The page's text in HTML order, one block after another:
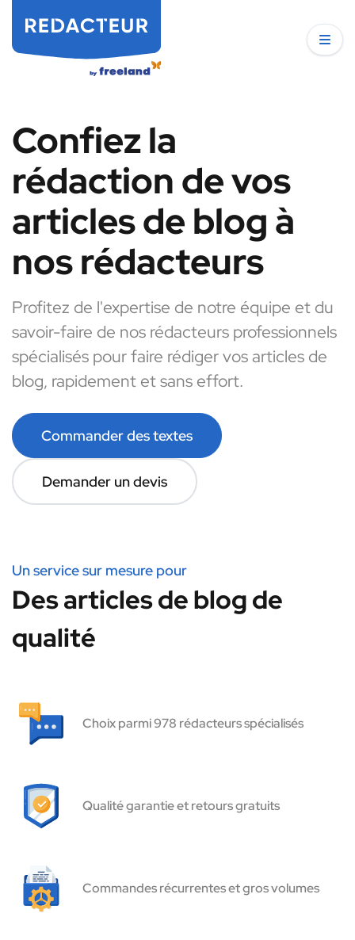
Confiez la
rédaction de vos
articles de blog à
nos rédacteurs
Profitez de l'expertise de notre équipe et du
savoir-faire de nos rédacteurs professionnels
spécialisés pour faire rédiger vos articles de
blog, rapidement et sans effort.
Commander des textes
Demander un devis
Un service sur mesure pour
Des articles de blog de
qualité
Choix parmi 978 rédacteurs spécialisés
Qualité garantie et retours gratuits
Commandes récurrentes et gros volumes